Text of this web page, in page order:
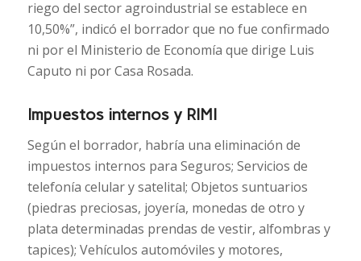
riego del sector agroindustrial se establece en
10,50%”, indicó el borrador que no fue confirmado
ni por el Ministerio de Economía que dirige Luis
Caputo ni por Casa Rosada.
Impuestos internos y RIMI
Según el borrador, habría una eliminación de
impuestos internos para Seguros; Servicios de
telefonía celular y satelital; Objetos suntuarios
(piedras preciosas, joyería, monedas de otro y
plata determinadas prendas de vestir, alfombras y
tapices); Vehículos automóviles y motores,